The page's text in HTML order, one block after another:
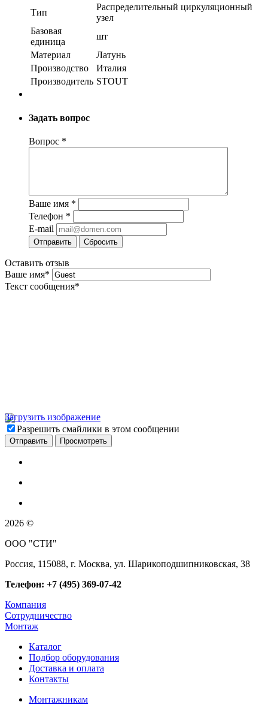
Тип
Распределительный циркуляционный
узел
Базовая
единица
шт
Материал
Латунь
Производство
Италия
Производитель STOUT
Задать вопрос
Вопрос *
Ваше имя *
Телефон *
E-mail
Сбросить
Оставить отзыв
Ваше имя*
Текст сообщения*
Загрузить изображение
Разрешить смайлики в этом сообщении
2026 ©
ООО "СТИ"
Россия, 115088, г. Москва, ул. Шарикоподшипниковская, 38
Телефон: +7 (495) 369-07-42
Компания
Сотрудничество
Монтаж
Каталог
Подбор оборудования
Доставка и оплата
Контакты
Монтажникам